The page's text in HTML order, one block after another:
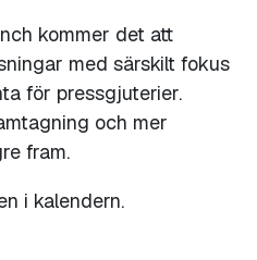
kommer det att
med särskilt fokus
för pressgjuterier.
och mer
fram.
i kalendern.